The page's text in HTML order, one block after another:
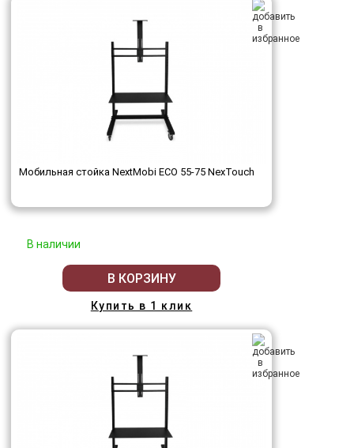
Мобильная стойка NextMobi ECO 55-75 NexTouch
В наличии
В КОРЗИНУ
Купить в 1 клик